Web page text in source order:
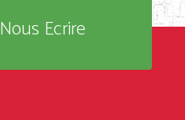
Nous Ecrire